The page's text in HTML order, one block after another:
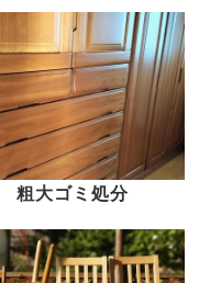
粗大ゴミ処分